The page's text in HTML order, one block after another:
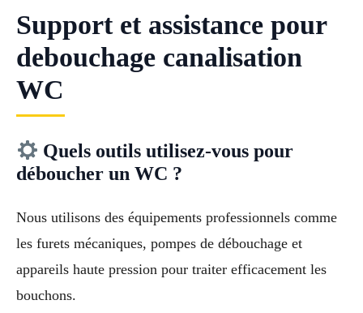
Support et assistance pour
debouchage canalisation
WC
Quels outils utilisez-vous pour
déboucher un WC ?
Nous utilisons des équipements professionnels comme
les furets mécaniques, pompes de débouchage et
appareils haute pression pour traiter efficacement les
bouchons.